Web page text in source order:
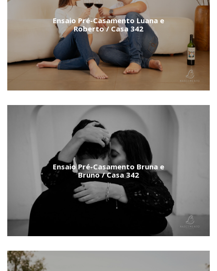
Ensaio Pré-Casamento Luana e
Roberto / Casa 342
Ensaio Pré-Casamento Bruna e
Bruno / Casa 342